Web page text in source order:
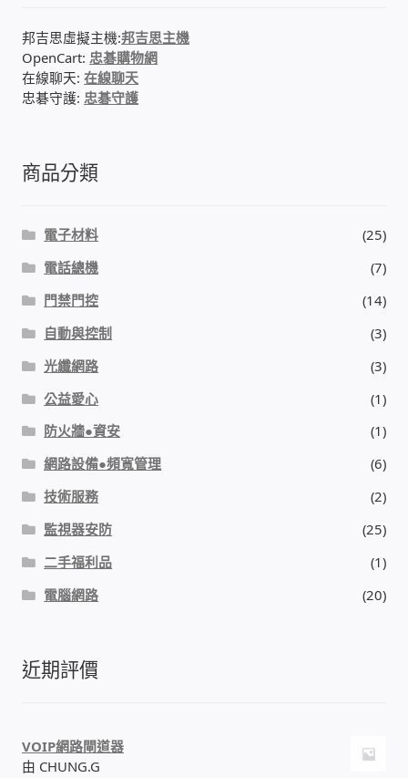
通航國際(Tonnet)
DCS 數位通訊系統
網路型門口視訊對講機
門禁安全控制
感應式門鎖、電子鎖
電梯樓層刷卡管制
停車場、社區大樓 車道管制系統
風速傳感器+PLC自動控制
電子鎖 凱特安Kwikset
邦吉思虛擬主機:邦吉思主機
OpenCart: 忠碁購物網
在線聊天:在線聊天
忠碁守護: 忠碁守護
商品分類
電子材料
(25)
電話總機
(7)
門禁門控
(14)
自動與控制
(3)
光纖網路
(3)
公益愛心
(1)
防火牆●資安
(1)
網路設備●頻寬管理
(6)
技術服務
(2)
監視器安防
(25)
二手福利品
(1)
電腦網路
(20)
近期評價
VOIP網路閘道器
由 CHUNG.G